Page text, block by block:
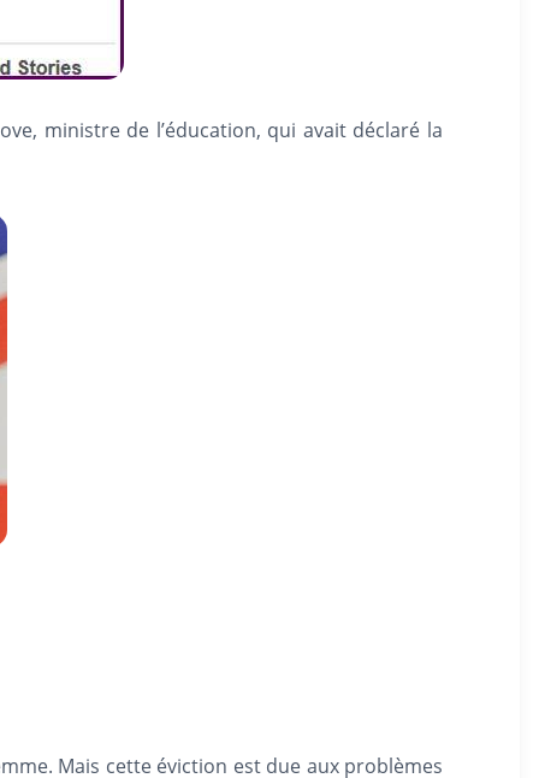
ministre de l’éducation, qui avait déclaré la
Mais cette éviction est due aux problèmes